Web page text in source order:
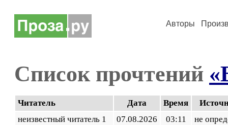
Авторы
Список прочтений
Читатель Дата Время
неизвестный читатель 1
07.08.2026 03:11 не